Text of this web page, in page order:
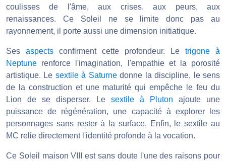
coulisses de l'âme, aux crises, aux peurs, aux
renaissances. Ce Soleil ne se limite donc pas au
rayonnement, il porte aussi une dimension initiatique.
Ses aspects confirment cette profondeur. Le trigone à
Neptune renforce l'imagination, l'empathie et la porosité
artistique. Le sextile à Saturnedonne la discipline, le sens
de la construction et une maturité qui empêche le feu du
Lion de se disperser. Le sextile à Pluton ajoute une
puissance de régénération, une capacité à explorer les
personnages sans rester à la surface. Enfin, le sextile au
MC relie directement l'identité profonde à la vocation.
Ce Soleil maison VIII est sans doute l'une des raisons pour